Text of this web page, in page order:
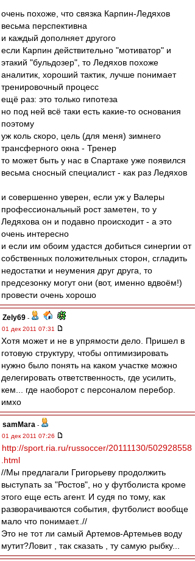
очень похоже, что связка Карпин-Ледяхов
весьма перспективна
и каждый дополняет другого
если Карпин действительно "мотиватор" и
этакий "бульдозер", то Ледяхов похоже
аналитик, хороший тактик, лучше понимает
тренировочный процесс
ещё раз: это только гипотеза
но под ней всё таки есть какие-то основания
поэтому
уж коль скоро, цель (для меня) зимнего
трансферного окна - Тренер
то может быть у нас в Спартаке уже появился
весьма сносный специалист - как раз Ледяхов
и совершенно уверен, если уж у Валеры
профессиональный рост заметен, то у
Ледяхова он и подавно происходит - а это
очень интересно
и если им обоим удастся добиться синергии от
собственных положительных сторон, сгладить
недостатки и неумения друг друга, то
предсезонку могут они (вот, именно вдвоём!)
провести очень хорошо
Zely69 -
01 дек 2011 07:31
Хотя может и не в упрямости дело. Пришел в
готовую структуру, чтобы оптимизировать
нужно было понять на каком участке можно
делегировать ответственность, где усилить,
кем... где наоборот с персоналом перебор.
имхо
samMara -
01 дек 2011 07:26
http://sport.ria.ru/russoccer/20111130/502928558
.html
//Мы предлагали Григорьеву продолжить
выступать за "Ростов", но у футболиста кроме
этого еще есть агент. И судя по тому, как
разворачиваются события, футболист вообще
мало что понимает..//
Это не тот ли самый Артемов-Артемьев воду
мутит?Ловит , так сказать , ту самую рыбку...